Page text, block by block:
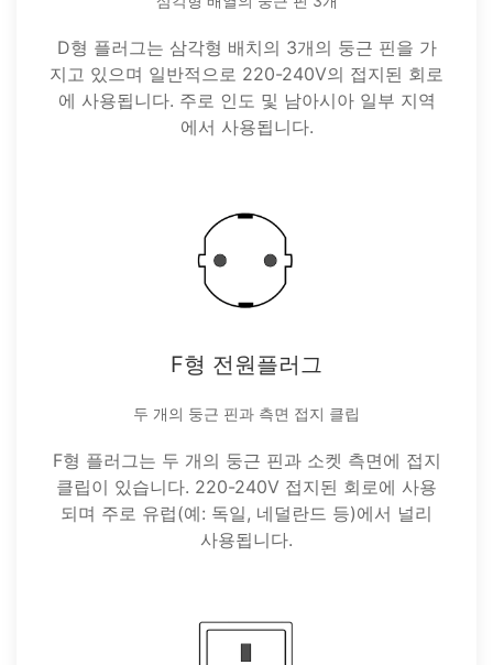
D형 플러그는 삼각형 배치의 3개의 둥근 핀을 가
지고 있으며 일반적으로 220-240V의 접지된 회로
에 사용됩니다. 주로 인도 및 남아시아 일부 지역
에서 사용됩니다.
F형 전원플러그
두 개의 둥근 핀과 측면 접지 클립
F형 플러그는 두 개의 둥근 핀과 소켓 측면에 접지
클립이 있습니다. 220-240V 접지된 회로에 사용
되며 주로 유럽(예: 독일, 네덜란드 등)에서 널리
사용됩니다.